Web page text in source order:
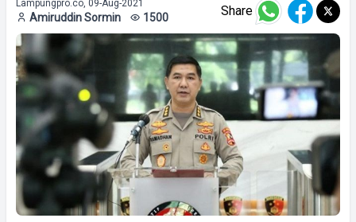
Lampungpro.co, 09-Aug-2021
Amiruddin Sormin 1500 Share